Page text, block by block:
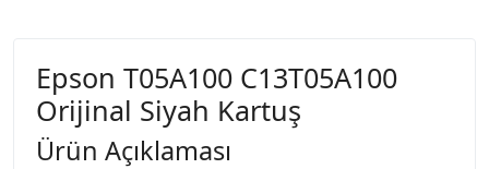
Epson T05A100 C13T05A100
Orijinal Siyah Kartuş
Ürün Açıklaması